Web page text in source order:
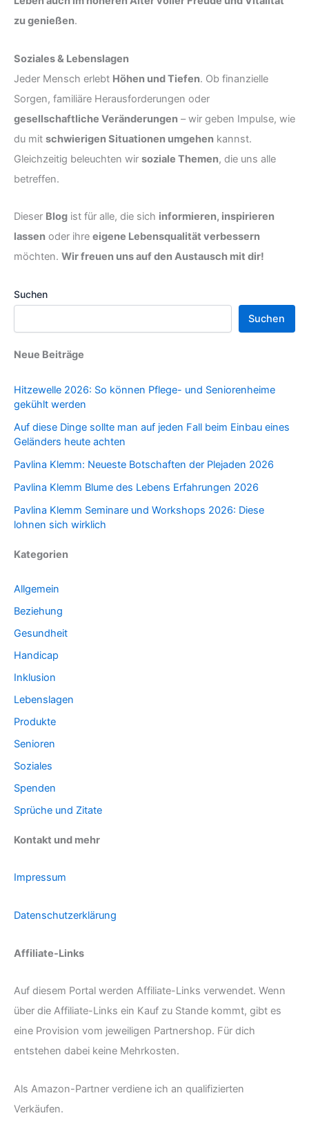
zu genießen.
Soziales & Lebenslagen
Jeder Mensch erlebt Höhen und Tiefen. Ob finanzielle
Sorgen, familiäre Herausforderungen oder
gesellschaftliche Veränderungen – wir geben Impulse, wie
du mit schwierigen Situationen umgehen kannst.
Gleichzeitig beleuchten wir soziale Themen, die uns alle
betreffen.
Dieser Blog ist für alle, die sich informieren, inspirieren
lassen oder ihre eigene Lebensqualität verbessern
möchten. Wir freuen uns auf den Austausch mit dir!
Suchen
Suchen
Neue Beiträge
Hitzewelle 2026: So können Pflege- und Seniorenheime
gekühlt werden
Auf diese Dinge sollte man auf jeden Fall beim Einbau eines
Geländers heute achten
Pavlina Klemm: Neueste Botschaften der Plejaden 2026
Pavlina Klemm Blume des Lebens Erfahrungen 2026
Pavlina Klemm Seminare und Workshops 2026: Diese
lohnen sich wirklich
Kategorien
Allgemein
Beziehung
Gesundheit
Handicap
Inklusion
Lebenslagen
Produkte
Senioren
Soziales
Spenden
Sprüche und Zitate
Kontakt und mehr
Impressum
Datenschutzerklärung
Affiliate-Links
Auf diesem Portal werden Affiliate-Links verwendet. Wenn
über die Affiliate-Links ein Kauf zu Stande kommt, gibt es
eine Provision vom jeweiligen Partnershop. Für dich
entstehen dabei keine Mehrkosten.
Als Amazon-Partner verdiene ich an qualifizierten
Verkäufen.